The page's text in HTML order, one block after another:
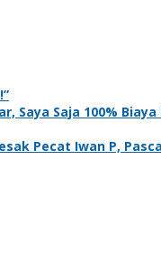
Saya Saja 100% Biaya
Pecat Iwan P,